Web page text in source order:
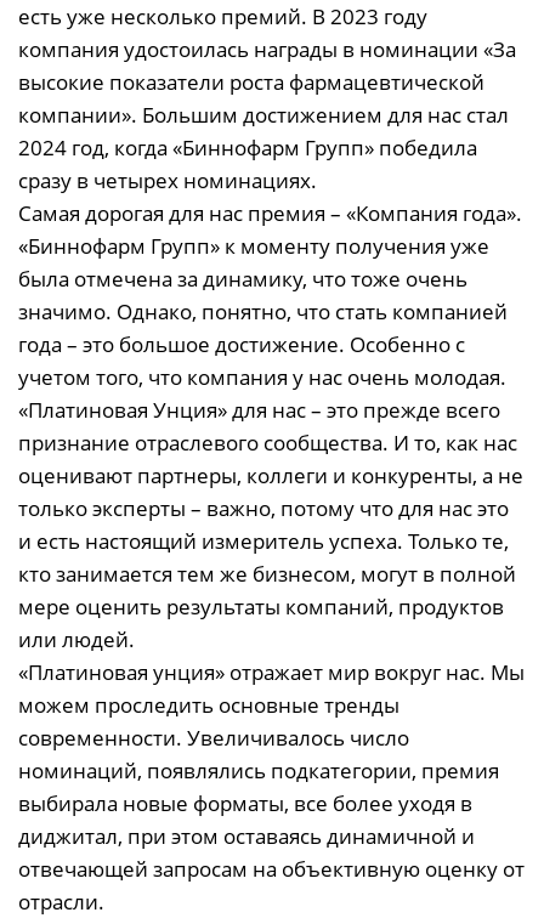
есть уже несколько премий. В 2023 году
компания удостоилась награды в номинации «За
высокие показатели роста фармацевтической
компании». Большим достижением для нас стал
2024 год, когда «Биннофарм Групп» победила
сразу в четырех номинациях.
Самая дорогая для нас премия – «Компания года».
«Биннофарм Групп» к моменту получения уже
была отмечена за динамику, что тоже очень
значимо. Однако, понятно, что стать компанией
года – это большое достижение. Особенно с
учетом того, что компания у нас очень молодая.
«Платиновая Унция» для нас – это прежде всего
признание отраслевого сообщества. И то, как нас
оценивают партнеры, коллеги и конкуренты, а не
только эксперты – важно, потому что для нас это
и есть настоящий измеритель успеха. Только те,
кто занимается тем же бизнесом, могут в полной
мере оценить результаты компаний, продуктов
или людей.
«Платиновая унция» отражает мир вокруг нас. Мы
можем проследить основные тренды
современности. Увеличивалось число
номинаций, появлялись подкатегории, премия
выбирала новые форматы, все более уходя в
диджитал, при этом оставаясь динамичной и
отвечающей запросам на объективную оценку от
отрасли.